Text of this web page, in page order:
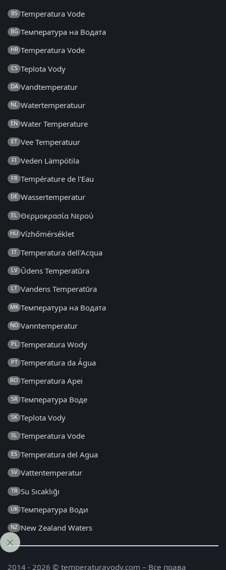
BS Temperatura Vode
BG Температура на Водата
HR Temperatura Vode
CS Teplota Vody
DA Vandtemperatur
NL Watertemperatuur
EN Water Temperature
ET Vee Temperatuur
FI Veden Lämpötila
FR Température de l'Eau
DE Wassertemperatur
EL Θερμοκρασία Νερού
HU Vízhőmérséklet
IT Temperatura dell'Acqua
LV Ūdens Temperatūra
LT Vandens Temperatūra
MK Температура на Водата
NO Vanntemperatur
PL Temperatura Wody
PT Temperatura da Água
RO Temperatura Apei
SR Температура Воде
SK Teplota Vody
SL Temperatura Vode
ES Temperatura del Agua
SV Vattentemperatur
TR Su Sıcaklığı
UK Температура Води
NZ New Zealand Waters
2014 - 2026 © temperaturavody.com – Все права